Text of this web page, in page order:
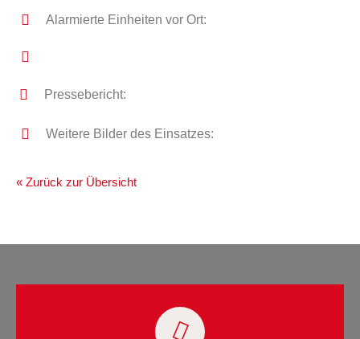
Alarmierte Einheiten vor Ort:
Pressebericht:
Weitere Bilder des Einsatzes:
« Zurück zur Übersicht